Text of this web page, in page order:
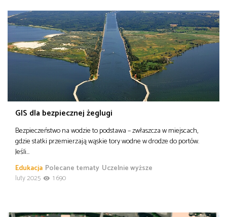
GIS dla bezpiecznej żeglugi
Bezpieczeństwo na wodzie to podstawa – zwłaszcza w miejscach,
gdzie statki przemierzają wąskie tory wodne w drodze do portów.
Jeśli…
Edukacja Polecane tematy Uczelnie wyższe
luty 2025
1 690